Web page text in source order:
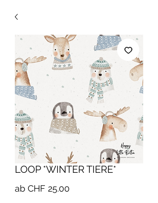
LOOP *WINTER TIERE*
ab CHF 25.00